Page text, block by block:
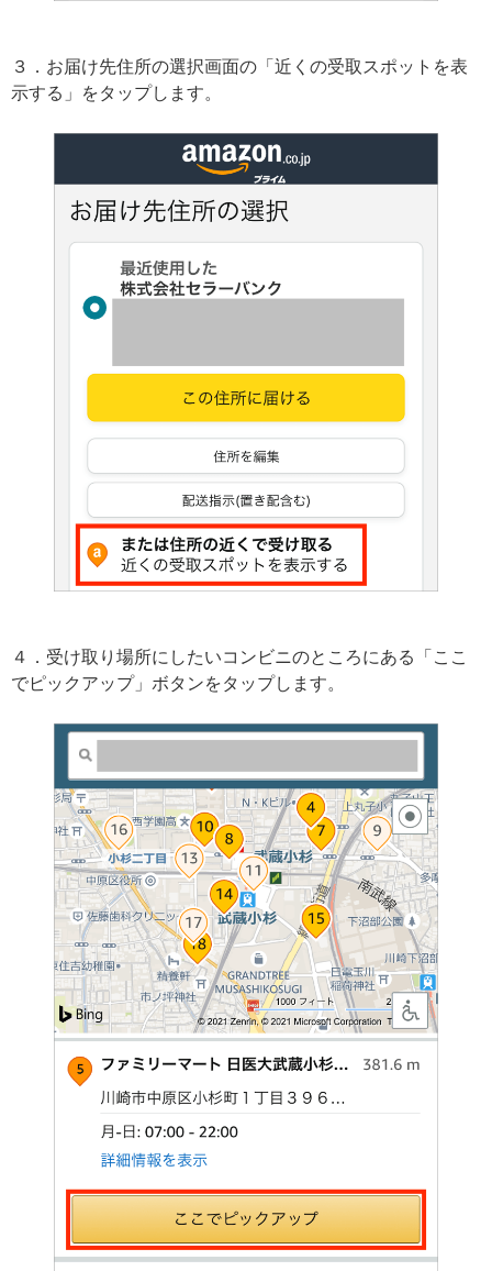
３．お届け先住所の選択画面の「近くの受取スポットを表
示する」をタップします。
４．受け取り場所にしたいコンビニのところにある「ここ
でピックアップ」ボタンをタップします。